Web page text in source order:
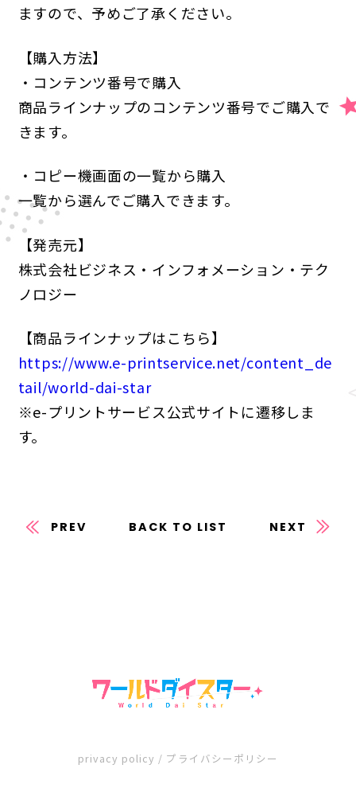
ますので、予めご了承ください。
【購入方法】
・コンテンツ番号で購入
商品ラインナップのコンテンツ番号でご購入で
きます。
・コピー機画面の一覧から購入
一覧から選んでご購入できます。
【発売元】
株式会社ビジネス・インフォメーション・テク
ノロジー
【商品ラインナップはこちら】
https://www.e-printservice.net/content_de
tail/world-dai-star
※e-プリントサービス公式サイトに遷移しま
す。
PREV BACK TO LIST NEXT
privacy policy / プライバシーポリシー